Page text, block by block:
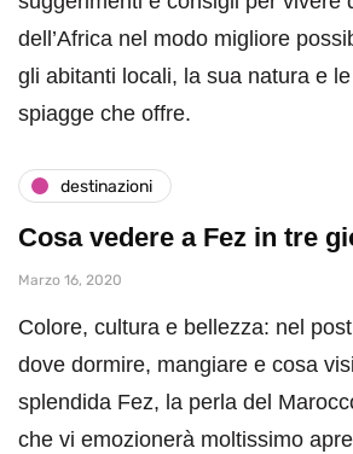
dell’Africa nel modo migliore
gli abitanti locali, la sua natura e
spiagge che offre.
destinazioni
Cosa vedere a Fez in tre
Marzo 16, 2020
Colore, cultura e bellezza: nel
dove dormire, mangiare e cosa
splendida Fez, la perla del
che vi emozionerà moltissimo